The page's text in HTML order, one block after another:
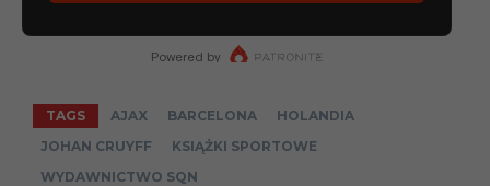
TAGS AJAX BARCELONA
HOLANDIA
JOHAN CRUYFF
KSIĄŻKI SPORTOWE
WYDAWNICTWO SQN